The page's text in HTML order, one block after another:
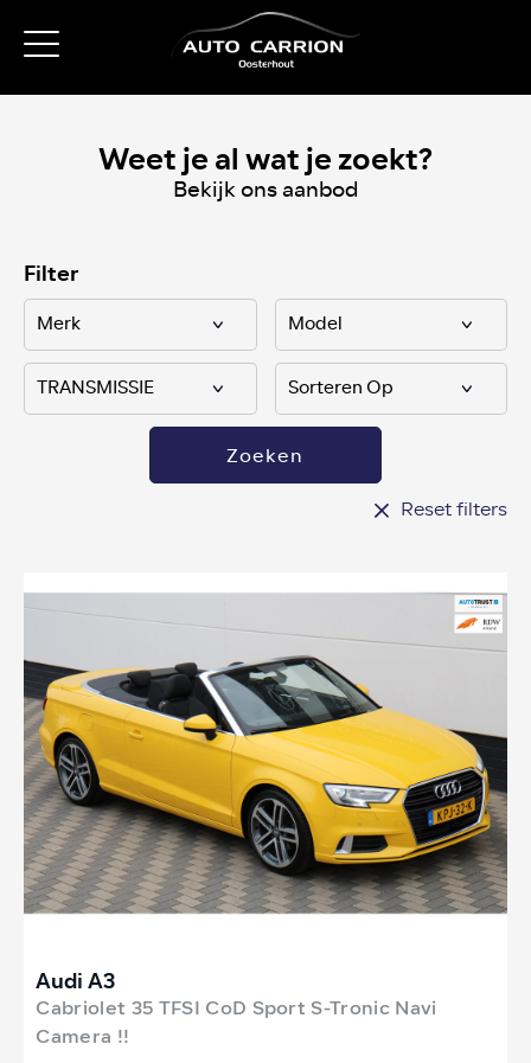
Weet je al wat je zoekt?
Bekijk ons aanbod
Filter
Zoeken
Reset filters
Audi A3
Cabriolet 35 TFSI CoD Sport S-Tronic Navi
Camera !!